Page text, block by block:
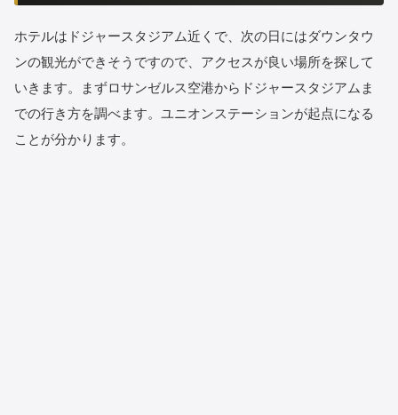
ホテルはドジャースタジアム近くで、次の日にはダウンタウ
ンの観光ができそうですので、アクセスが良い場所を探して
いきます。まずロサンゼルス空港からドジャースタジアムま
での行き方を調べます。ユニオンステーションが起点になる
ことが分かります。